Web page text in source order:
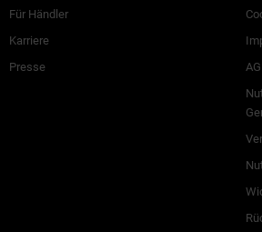
Für Händler
Karriere
Presse